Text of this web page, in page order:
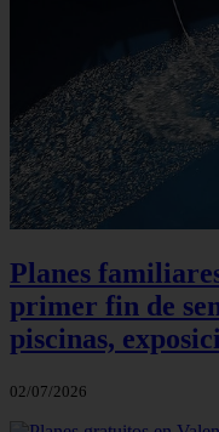
Planes
primer fin de
piscinas,
02/07/2026